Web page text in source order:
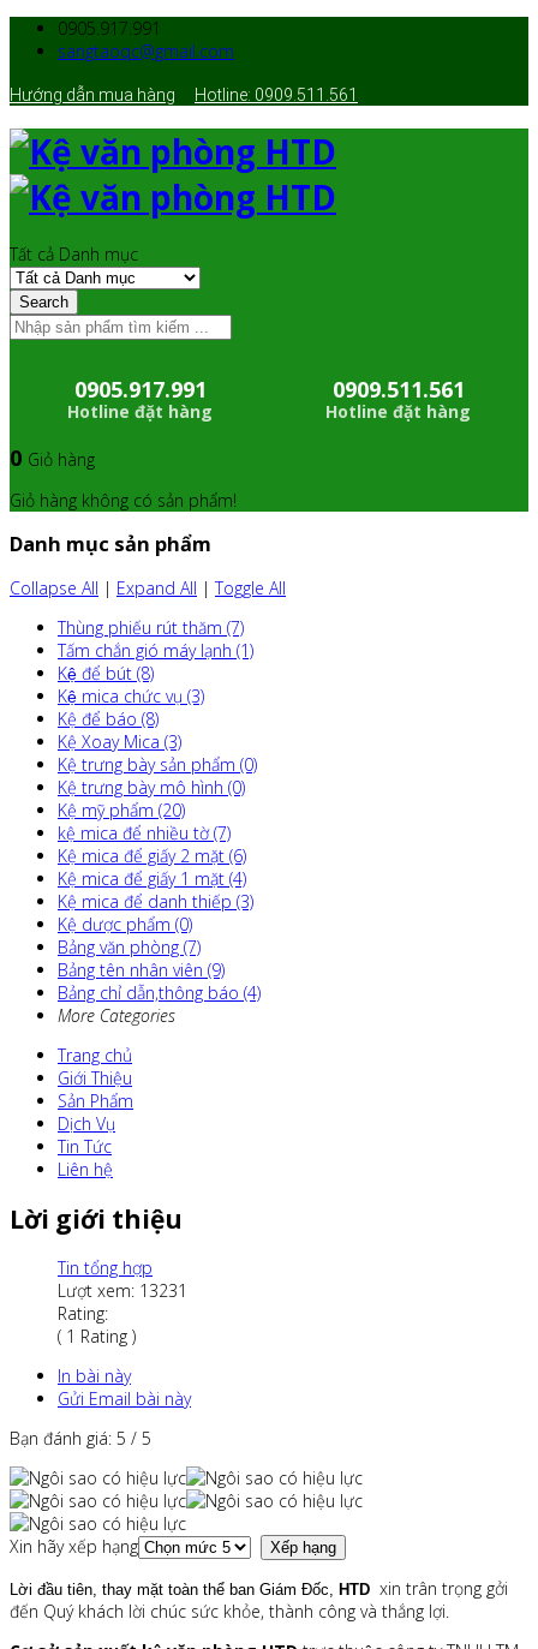
0905.917.991
sangtaoqc@gmail.com
Hướng dẫn mua hàng Hotline: 0909.511.561
Tất cả Danh mục
Search
0905.917.991
Hotline đặt hàng
0909.511.561
Hotline đặt hàng
0 Giỏ hàng
Giỏ hàng không có sản phẩm!
Danh mục sản phẩm
Collapse All | Expand All |Toggle All
Thùng phiếu rút thăm (7)
Tấm chắn gió máy lạnh (1)
Kệ để bút (8)
Kệ mica chức vụ (3)
Kệ để báo (8)
Kệ Xoay Mica (3)
Kệ trưng bày sản phẩm (0)
Kệ trưng bày mô hình (0)
Kệ mỹ phẩm (20)
kệ mica để nhiều tờ (7)
Kệ mica để giấy 2 mặt (6)
Kệ mica để giấy 1 mặt (4)
Kệ mica để danh thiếp (3)
Kệ dược phẩm (0)
Bảng văn phòng (7)
Bảng tên nhân viên (9)
Bảng chỉ dẫn,thông báo (4)
More Categories
Trang chủ
Giới Thiệu
Sản Phẩm
Dịch Vụ
Tin Tức
Liên hệ
Lời giới thiệu
Tin tổng hợp
Lượt xem: 13231
Rating:
( 1 Rating )
In bài này
Gửi Email bài này
Bạn đánh giá: 5 / 5
Xin hãy xếp hạng
Lời đầu tiên, thay mặt toàn thể ban Giám Đốc, HTD xin trân trọng gởi
đến Quý khách lời chúc sức khỏe, thành công và thắng lợi.